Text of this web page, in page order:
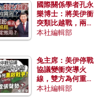
國際關係學者孔永
樂博士：將美伊衝
突類比越戰，兩者
有何異同？中國崛
本社編輯部
兔主席：美伊停戰
協議變衝突導火
線，雙方為何重啟
戰爭？伊朗一早洞
本社編輯部